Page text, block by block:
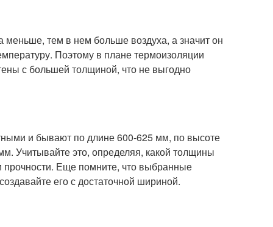
меньше, тем в нем больше воздуха, а значит он
Поэтому в плане термоизоляции
с большей толщиной, что не выгодно
и бывают по длине 600-625 мм, по высоте
Учитывайте это, определяя, какой толщины
прочности. Еще помните, что выбранные
его с достаточной шириной.